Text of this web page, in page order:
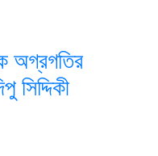
অগ্রগতির
সিদ্দিকী